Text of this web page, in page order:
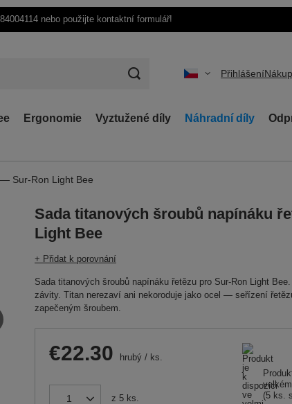
nebo použijte kontaktní formulář!
Přihlášení
Ergonomie Vyztužené díly Náhradní díly
Sur-Ron Light Bee
Sada titanových šroubů napínáku
Light Bee
+ Přidat k porovnání
Sada titanových šroubů napínáku řetězu pro Sur-Ron Light
závity. Titan nerezaví ani nekoroduje jako ocel — seřízení
zapečeným šroubem.
€22.30 hrubý / ks.
z 5 ks.
(5 ks.